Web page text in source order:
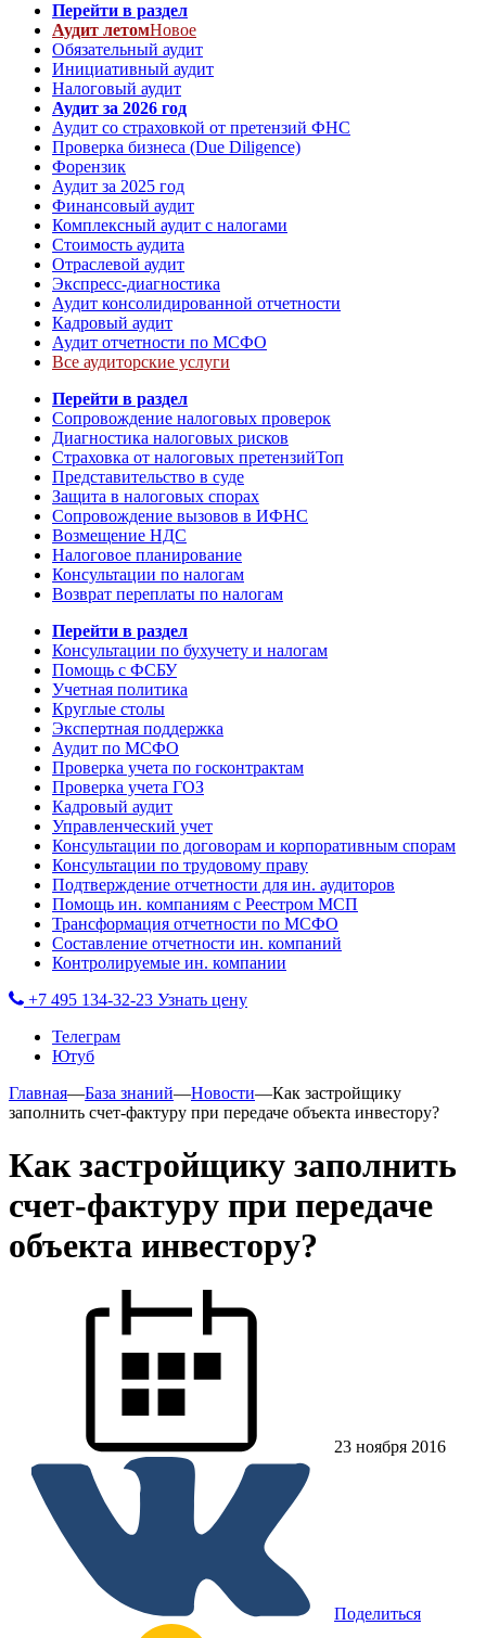
Перейти в раздел
Аудит летомНовое
Обязательный аудит
Инициативный аудит
Налоговый аудит
Аудит за 2026 год
Аудит со страховкой от претензий ФНС
Проверка бизнеса (Due Diligence)
Форензик
Аудит за 2025 год
Финансовый аудит
Комплексный аудит с налогами
Стоимость аудита
Отраслевой аудит
Экспресс-диагностика
Аудит консолидированной отчетности
Кадровый аудит
Аудит отчетности по МСФО
Все аудиторские услуги
Перейти в раздел
Сопровождение налоговых проверок
Диагностика налоговых рисков
Страховка от налоговых претензийТоп
Представительство в суде
Защита в налоговых спорах
Сопровождение вызовов в ИФНС
Возмещение НДС
Налоговое планирование
Консультации по налогам
Возврат переплаты по налогам
Перейти в раздел
Консультации по бухучету и налогам
Помощь с ФСБУ
Учетная политика
Круглые столы
Экспертная поддержка
Аудит по МСФО
Проверка учета по госконтрактам
Проверка учета ГОЗ
Кадровый аудит
Управленческий учет
Консультации по договорам и корпоративным спорам
Консультации по трудовому праву
Подтверждение отчетности для ин. аудиторов
Помощь ин. компаниям с Реестром МСП
Трансформация отчетности по МСФО
Составление отчетности ин. компаний
Контролируемые ин. компании
+7 495 134-32-23 Узнать цену
Телеграм
Ютуб
Главная—База знаний—Новости—Как застройщику
заполнить счет-фактуру при передаче объекта инвестору?
Как застройщику заполнить
счет-фактуру при передаче
объекта инвестору?
23 ноября 2016
Поделиться